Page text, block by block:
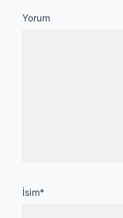
Yorum
İsim*